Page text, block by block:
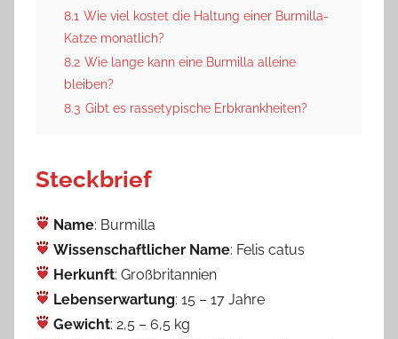
8.1 Wie viel kostet die Haltung einer Burmilla-
Katze monatlich?
8.2 Wie lange kann eine Burmilla alleine
bleiben?
8.3 Gibt es rassetypische Erbkrankheiten?
Steckbrief
Name: Burmilla
Wissenschaftlicher Name: Felis catus
Herkunft: Großbritannien
Lebenserwartung: 15 – 17 Jahre
Gewicht: 2,5 – 6,5 kg